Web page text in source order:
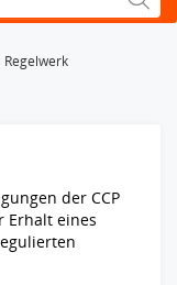
Regelwerk
der CCP
Erhalt eines